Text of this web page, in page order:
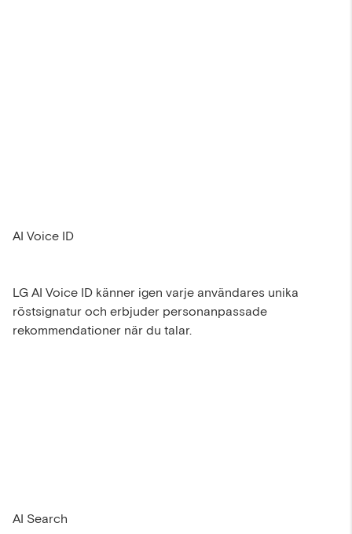
AI Voice ID
LG AI Voice ID känner igen varje användares unika
röstsignatur och erbjuder personanpassade
rekommendationer när du talar.
AI Search